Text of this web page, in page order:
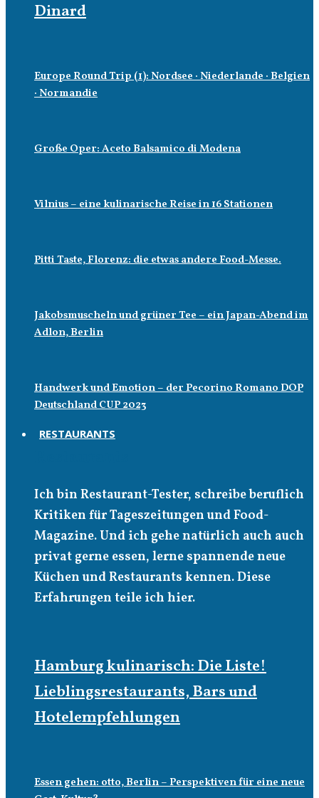
Dinard
Europe Round Trip (1): Nordsee · Niederlande · Belgien
· Normandie
Große Oper: Aceto Balsamico di Modena
Vilnius – eine kulinarische Reise in 16 Stationen
Pitti Taste, Florenz: die etwas andere Food-Messe.
Jakobsmuscheln und grüner Tee – ein Japan-Abend im
Adlon, Berlin
Handwerk und Emotion – der Pecorino Romano DOP
Deutschland CUP 2023
RESTAURANTS
Ich bin Restaurant-Tester, schreibe beruflich
Kritiken für Tageszeitungen und Food-
Magazine. Und ich gehe natürlich auch auch
privat gerne essen, lerne spannende neue
Küchen und Restaurants kennen. Diese
Erfahrungen teile ich hier.
Hamburg kulinarisch: Die Liste!
Lieblingsrestaurants, Bars und
Hotelempfehlungen
Essen gehen: otto, Berlin – Perspektiven für eine neue